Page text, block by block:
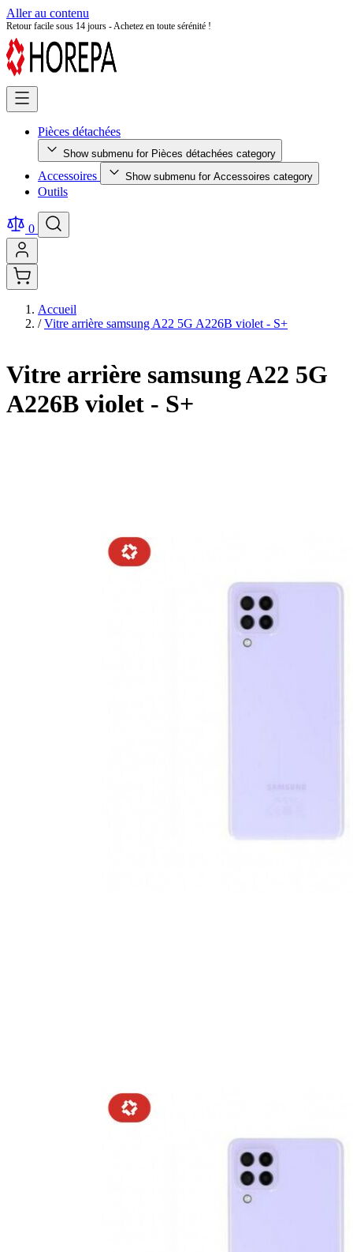
Aller au contenu
Retour facile sous 14 jours - Achetez en toute sérénité !
Pièces détachées
Show submenu for Pièces détachées category
Accessoires Show submenu for Accessoires category
Outils
0
Accueil
/ Vitre arrière samsung A22 5G A226B violet - S+
Vitre arrière samsung A22 5G
A226B violet - S+